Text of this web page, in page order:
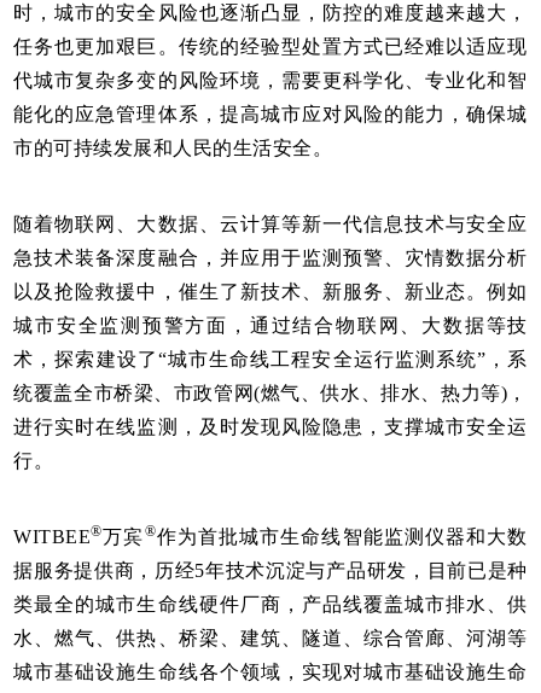
时，城市的安全风险也逐渐凸显，防控的难度越来越大，
任务也更加艰巨。传统的经验型处置方式已经难以适应现
代城市复杂多变的风险环境，需要更科学化、专业化和智
能化的应急管理体系，提高城市应对风险的能力，确保城
市的可持续发展和人民的生活安全。
随着物联网、大数据、云计算等新一代信息技术与安全应
急技术装备深度融合，并应用于监测预警、灾情数据分析
以及抢险救援中，催生了新技术、新服务、新业态。例如
城市安全监测预警方面，通过结合物联网、大数据等技
术，探索建设了“城市生命线工程安全运行监测系统”，系
统覆盖全市桥梁、市政管网(燃气、供水、排水、热力等)，
进行实时在线监测，及时发现风险隐患，支撑城市安全运
行。
WITBEE®万宾®作为首批城市生命线智能监测仪器和大数
据服务提供商，历经5年技术沉淀与产品研发，目前已是种
类最全的城市生命线硬件厂商，产品线覆盖城市排水、供
水、燃气、供热、桥梁、建筑、隧道、综合管廊、河湖等
城市基础设施生命线各个领域，实现对城市基础设施生命